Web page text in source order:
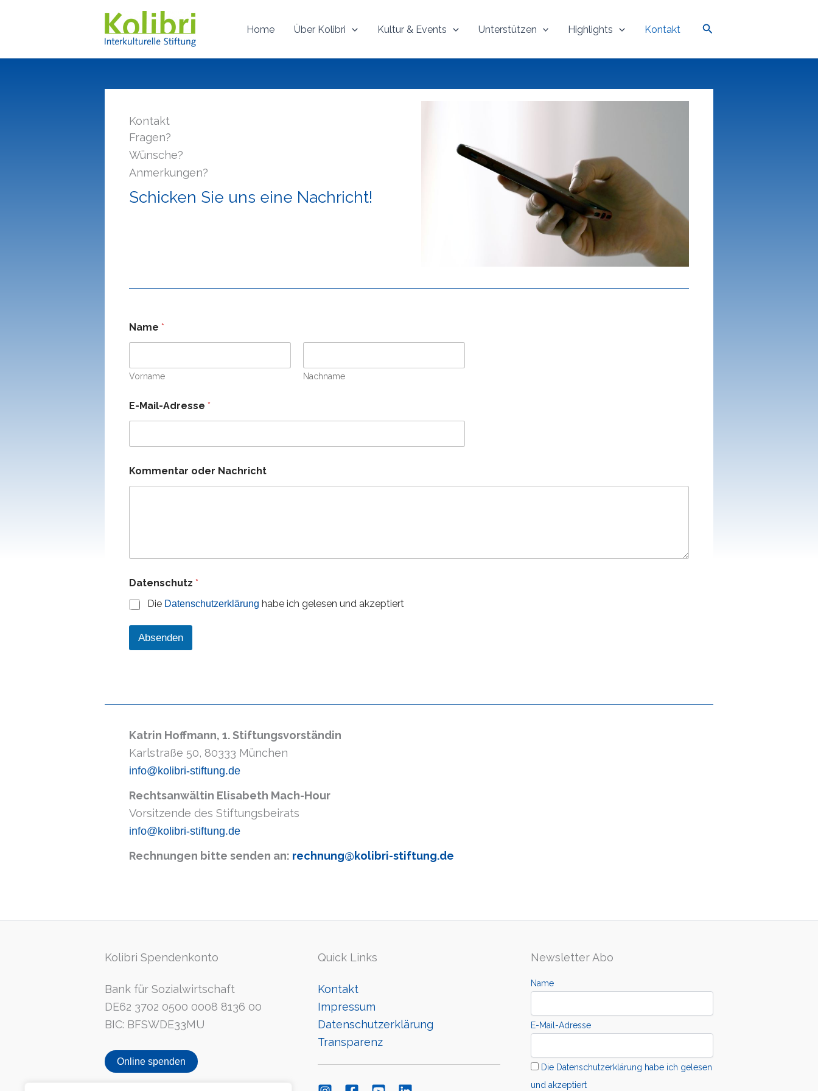
Home Über Kolibri Kultur & Events Unterstützen Highlights Kontakt Suchen
Kontakt
Fragen?
Wünsche?
Anmerkungen?
Schicken Sie uns eine Nachricht!
Name *
Vorname Nachname
E-Mail-Adresse *
Kommentar oder Nachricht
d
e
r
e
s
s
e
a
e
n
c
h
Datenschutz *
Die Datenschutzerklärung habe ich gelesen und akzeptiert
Absenden
Katrin Hoffmann, 1. Stiftungsvorständin
Karlstraße 50, 80333 München
info@kolibri-stiftung.de
Rechtsanwältin Elisabeth Mach-Hour
Vorsitzende des Stiftungsbeirats
info@kolibri-stiftung.de
Rechnungen bitte senden an: rechnung@kolibri-stiftung.de
Kolibri Spendenkonto
Bank für Sozialwirtschaft
DE62 3702 0500 0008 8136 00
BIC: BFSWDE33MU
Online spenden
Quick Links
Kontakt
Impressum
Datenschutzerklärung
Transparenz
Newsletter Abo
Name
E-Mail-Adresse
Die Datenschutzerklärung habe ich gelesen
und akzeptiert